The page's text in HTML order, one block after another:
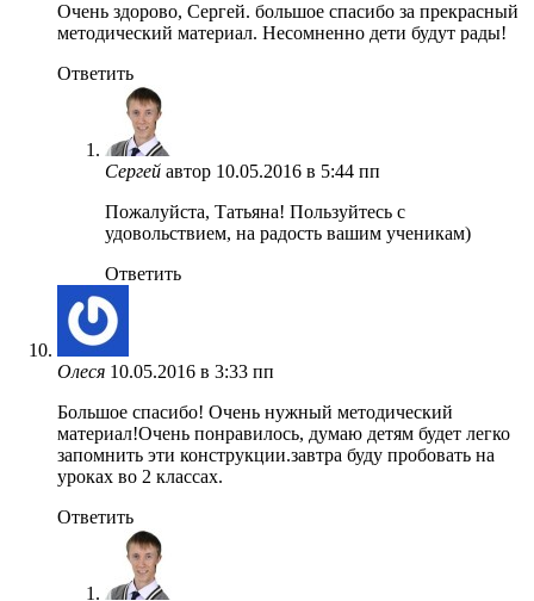
Очень здорово, Сергей. большое спасибо за прекрасный
методический материал. Несомненно дети будут рады!
Ответить
Сергей автор 10.05.2016 в 5:44 пп
Пожалуйста, Татьяна! Пользуйтесь с
удовольствием, на радость вашим ученикам)
Ответить
Олеся 10.05.2016 в 3:33 пп
Большое спасибо! Очень нужный методический
материал!Очень понравилось, думаю детям будет легко
запомнить эти конструкции.завтра буду пробовать на
уроках во 2 классах.
Ответить